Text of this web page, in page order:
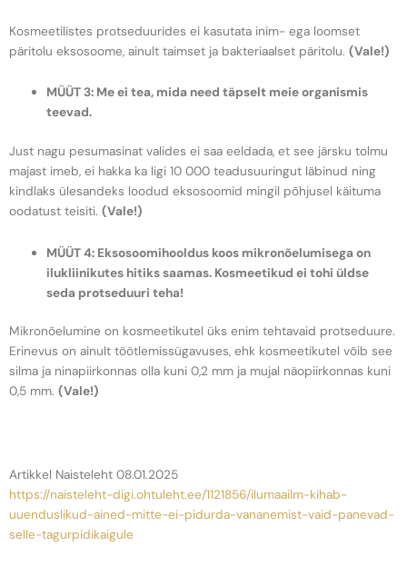
Kosmeetilistes protseduurides ei kasutata inim- ega loomset
päritolu eksosoome, ainult taimset ja bakteriaalset päritolu. (Vale!)
MÜÜT 3: Me ei tea, mida need täpselt meie organismis
teevad.
Just nagu pesumasinat valides ei saa eeldada, et see järsku tolmu
majast imeb, ei hakka ka ligi 10 000 teadusuuringut läbinud ning
kindlaks ülesandeks loodud eksosoomid mingil põhjusel käituma
oodatust teisiti. (Vale!)
MÜÜT 4: Eksosoomihooldus koos mikronõelumisega on
ilukliinikutes hitiks saamas. Kosmeetikud ei tohi üldse
seda protseduuri teha!
Mikronõelumine on kosmeetikutel üks enim tehtavaid protseduure.
Erinevus on ainult töötlemissügavuses, ehk kosmeetikutel võib see
silma ja ninapiirkonnas olla kuni 0,2 mm ja mujal näopiirkonnas kuni
0,5 mm. (Vale!)
Artikkel Naisteleht 08.01.2025
https://naisteleht-digi.ohtuleht.ee/1121856/ilumaailm-kihab-
uuenduslikud-ained-mitte-ei-pidurda-vananemist-vaid-panevad-
selle-tagurpidikaigule